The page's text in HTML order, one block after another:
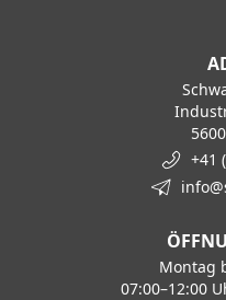
+41
Montag
07:00–12:00